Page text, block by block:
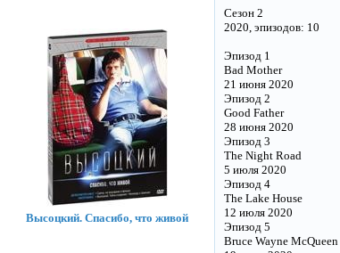
Сезон 2
2020, эпизодов: 10
Эпизод 1
Bad Mother
21 июня 2020
Эпизод 2
Good Father
28 июня 2020
Эпизод 3
The Night Road
5 июля 2020
Эпизод 4
The Lake House
12 июля 2020
Эпизод 5
Bruce Wayne McQueen
Высоцкий. Спасибо, что живой